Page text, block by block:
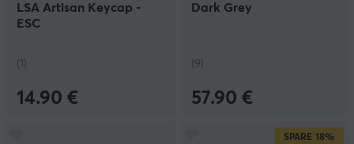
LSA Artisan Keycap -
ESC
(1)
14.90 €
Dark Grey
(9)
57.90 €
SPARE 18%